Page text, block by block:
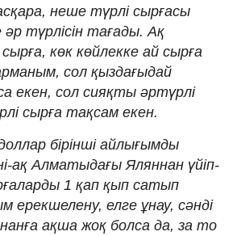
неше түрлі сырғасы
түрлісін тағады. Ақ
көк көйлекке ай сырға
сол қыздағыдай
екен, сол сияқты әртүрлі
сырға тақсам екен.
бірінші айлығымды
ақ Алматыдағы Яляннан үйіп-
1 қап қып сатып
ерекшелену, елге ұнау, сәнді
ақша жоқ болса да, за то